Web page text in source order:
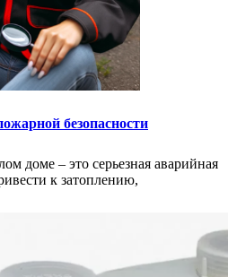
безопасности
доме – это серьезная аварийная
к затоплению,